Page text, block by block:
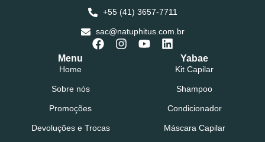
+55 (41) 3657-7711
sac@natuphitus.com.br
Menu
Home
Sobre nós
Promoções
Devoluções e Trocas
Yabae
Kit Capilar
Shampoo
Condicionador
Máscara Capilar